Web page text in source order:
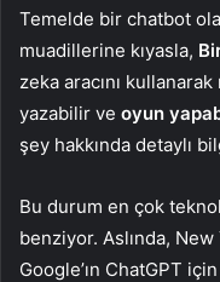
Temelde bir chatbot
muadillerine kıyasla,
zeka aracını
yazabilir ve oyun
şey hakkında detaylı
Bu durum en çok
benziyor. Aslında,
Google’ın ChatGPT